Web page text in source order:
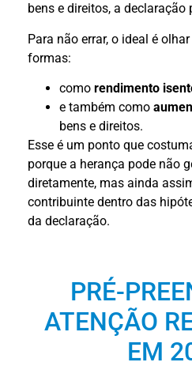
bens e direitos, a
Para não errar, o ideal é
formas:
como rendimento
e também como
bens e direitos.
Esse é um ponto que
porque a herança pode não
diretamente, mas ainda
contribuinte dentro das
da declaração.
PRÉ-
ATENÇÃO
EM